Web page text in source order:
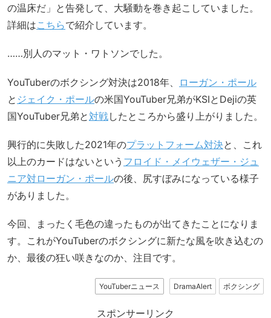
の温床だ」と告発して、大騒動を巻き起こしていました。
詳細はこちらで紹介しています。
……別人のマット・ワトソンでした。
YouTuberのボクシング対決は2018年、
ローガン・ポール
と ジェイク・ポールの米国YouTuber兄弟がKSIとDejiの英
国YouTuber兄弟と 対戦したところから盛り上がりました。
興行的に失敗した2021年のプラットフォーム対決と、これ
以上のカードはないという フロイド・メイウェザー・ジュ
ニア対ローガン・ポールの後、尻すぼみになっている様子
がありました。
今回、まったく毛色の違ったものが出てきたことになりま
す。これがYouTuberのボクシングに新たな風を吹き込むの
か、最後の狂い咲きなのか、注目です。
YouTuberニュース DramaAlert ボクシング
スポンサーリンク